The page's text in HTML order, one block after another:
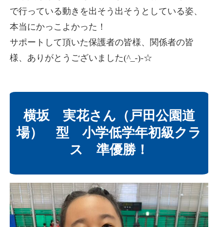
で行っている動きを出そう出そうとしている姿、
本当にかっこよかった！
サポートして頂いた保護者の皆様、関係者の皆
様、ありがとうございました(^_-)-☆
横坂 実花さん（戸田公園道
場） 型 小学低学年初級クラ
ス 準優勝！